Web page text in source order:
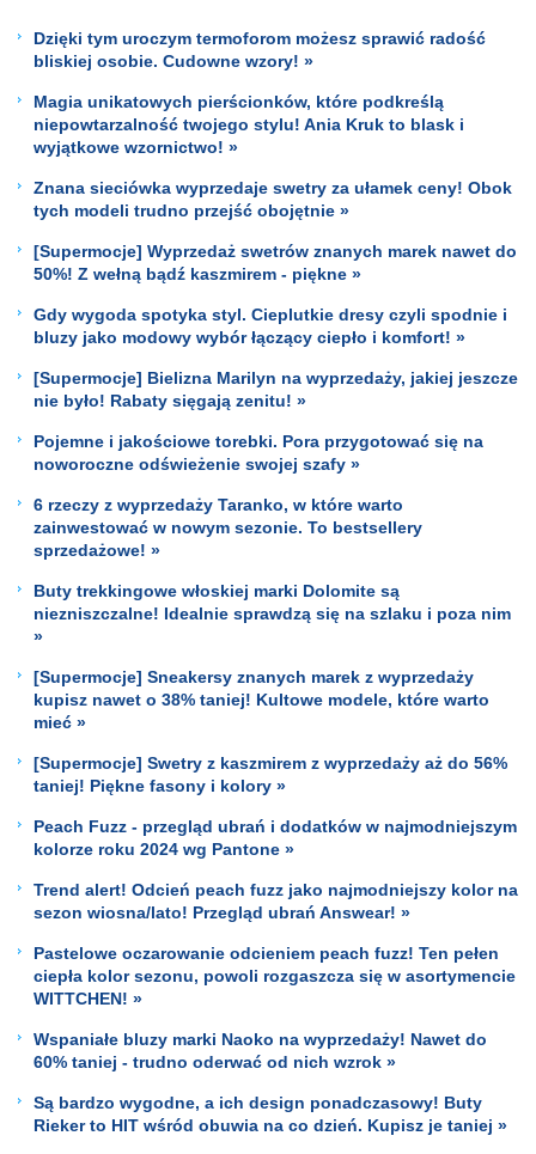
Dzięki tym uroczym termoforom możesz sprawić radość
bliskiej osobie. Cudowne wzory! »
Magia unikatowych pierścionków, które podkreślą
niepowtarzalność twojego stylu! Ania Kruk to blask i
wyjątkowe wzornictwo! »
Znana sieciówka wyprzedaje swetry za ułamek ceny! Obok
tych modeli trudno przejść obojętnie »
[Supermocje] Wyprzedaż swetrów znanych marek nawet do
50%! Z wełną bądź kaszmirem - piękne »
Gdy wygoda spotyka styl. Cieplutkie dresy czyli spodnie i
bluzy jako modowy wybór łączący ciepło i komfort! »
[Supermocje] Bielizna Marilyn na wyprzedaży, jakiej jeszcze
nie było! Rabaty sięgają zenitu! »
Pojemne i jakościowe torebki. Pora przygotować się na
noworoczne odświeżenie swojej szafy »
6 rzeczy z wyprzedaży Taranko, w które warto
zainwestować w nowym sezonie. To bestsellery
sprzedażowe! »
Buty trekkingowe włoskiej marki Dolomite są
niezniszczalne! Idealnie sprawdzą się na szlaku i poza nim
»
[Supermocje] Sneakersy znanych marek z wyprzedaży
kupisz nawet o 38% taniej! Kultowe modele, które warto
mieć »
[Supermocje] Swetry z kaszmirem z wyprzedaży aż do 56%
taniej! Piękne fasony i kolory »
Peach Fuzz - przegląd ubrań i dodatków w najmodniejszym
kolorze roku 2024 wg Pantone »
Trend alert! Odcień peach fuzz jako najmodniejszy kolor na
sezon wiosna/lato! Przegląd ubrań Answear! »
Pastelowe oczarowanie odcieniem peach fuzz! Ten pełen
ciepła kolor sezonu, powoli rozgaszcza się w asortymencie
WITTCHEN! »
Wspaniałe bluzy marki Naoko na wyprzedaży! Nawet do
60% taniej - trudno oderwać od nich wzrok »
Są bardzo wygodne, a ich design ponadczasowy! Buty
Rieker to HIT wśród obuwia na co dzień. Kupisz je taniej »